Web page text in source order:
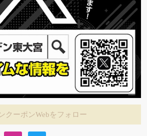
クーポンWebをフォロー